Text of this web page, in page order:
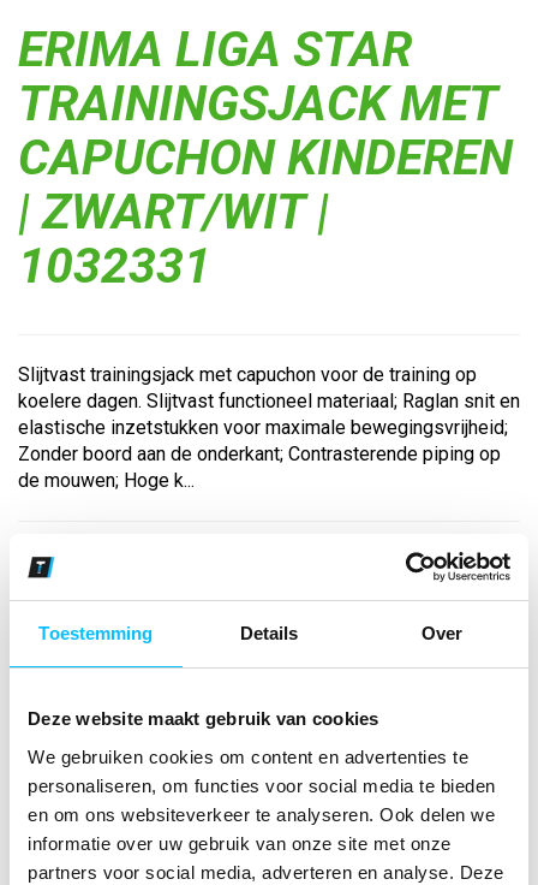
Toestemming Details Over
Deze website maakt gebruik van cookies
We gebruiken cookies om content en advertenties te
personaliseren, om functies voor social media te bieden
en om ons websiteverkeer te analyseren. Ook delen we
informatie over uw gebruik van onze site met onze
partners voor social media, adverteren en analyse. Deze
ERIMA LIGA STAR
TRAININGSJACK MET
CAPUCHON KINDEREN
| ZWART/WIT |
1032331
Slijtvast trainingsjack met capuchon voor de training op
koelere dagen. Slijtvast functioneel materiaal; Raglan snit en
elastische inzetstukken voor maximale bewegingsvrijheid;
Zonder boord aan de onderkant; Contrasterende piping op
de mouwen; Hoge k...
Bekijk andere kleuren
zwart/wit
Maat
Aantal
*Gratis verzending vanaf €150,- exclusief BTW